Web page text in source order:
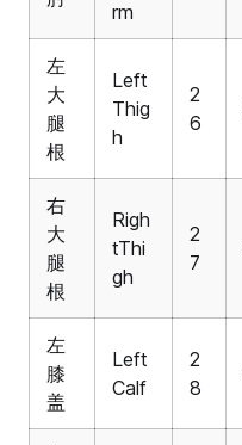
rm
左
大
腿
根
Left
Thig
h
2
6
右
大
腿
根
Righ
tThi
gh
2
7
左
膝
盖
Left
Calf
2
8